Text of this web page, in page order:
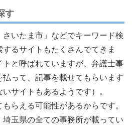
す
たま市」などでキーワード検
るサイトもたくさんでてきま
と呼ばれていますが、弁護士事
って、記事を載せてもらいます
いサイトもあるようです）。
らえる可能性があるからです。
埼玉県の全ての事務所が載ってい